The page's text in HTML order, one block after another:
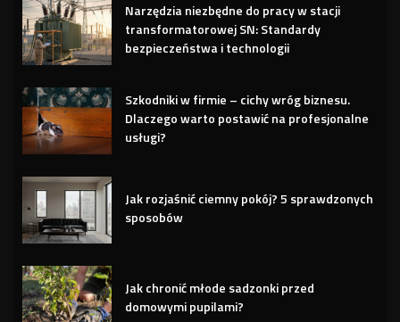
Narzędzia niezbędne do pracy w stacji
transformatorowej SN: Standardy
bezpieczeństwa i technologii
Szkodniki w firmie – cichy wróg biznesu.
Dlaczego warto postawić na profesjonalne
usługi?
Jak rozjaśnić ciemny pokój? 5 sprawdzonych
sposobów
Jak chronić młode sadzonki przed
domowymi pupilami?